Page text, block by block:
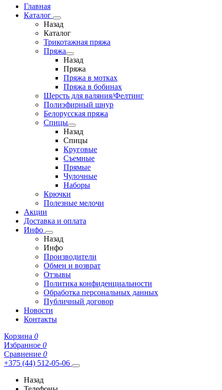
Главная
Каталог
Назад
Каталог
Трикотажная пряжа
Пряжа
Назад
Пряжа
Пряжа в мотках
Пряжа в бобинах
Шерсть для валяния/Фелтинг
Полиэфирный шнур
Белорусская пряжа
Спицы
Назад
Спицы
Круговые
Съемные
Прямые
Чулочные
Наборы
Крючки
Полезные мелочи
Акции
Доставка и оплата
Инфо
Назад
Инфо
Производители
Обмен и возврат
Отзывы
Политика конфиденциальности
Обработка персональных данных
Публичный договор
Новости
Контакты
Корзина 0
Избранное 0
Сравнение 0
+375 (44) 512-05-06
Назад